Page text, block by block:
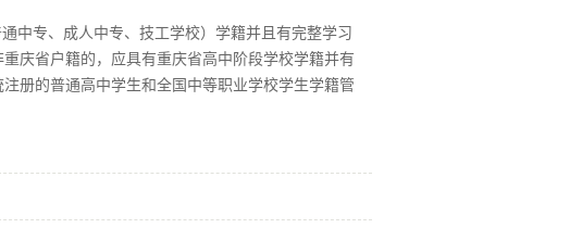
中专、成人中专、技工学校）学籍并且有完整学习
庆省户籍的，应具有重庆省高中阶段学校学籍并有
册的普通高中学生和全国中等职业学校学生学籍管